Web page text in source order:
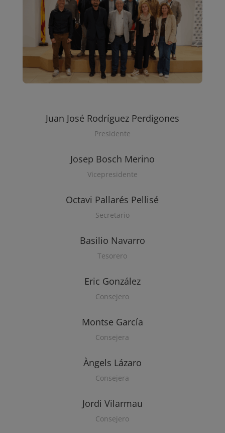
Juan José Rodríguez Perdigones
Presidente
Josep Bosch Merino
Vicepresidente
Octavi Pallarés Pellisé
Secretario
Basilio Navarro
Tesorero
Eric González
Consejero
Montse García
Consejera
Àngels Lázaro
Consejera
Jordi Vilarmau
Consejero